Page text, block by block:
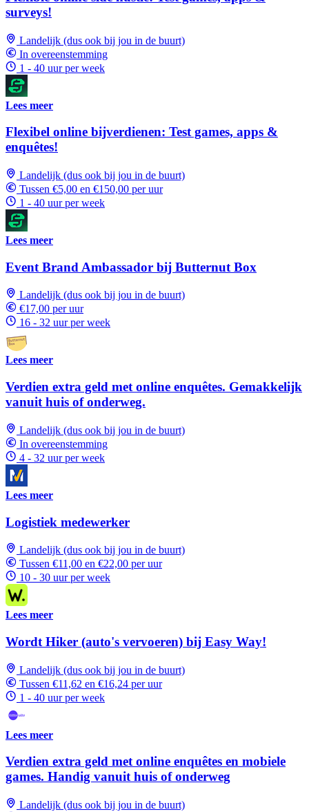
surveys!
Landelijk (dus ook bij jou in de buurt)
In overeenstemming
1 - 40 uur per week
Lees meer
Flexibel online bijverdienen: Test games, apps &
enquêtes!
Landelijk (dus ook bij jou in de buurt)
Tussen €5,00 en €150,00 per uur
1 - 40 uur per week
Lees meer
Event Brand Ambassador bij Butternut Box
Landelijk (dus ook bij jou in de buurt)
€17,00 per uur
16 - 32 uur per week
Lees meer
Verdien extra geld met online enquêtes. Gemakkelijk
vanuit huis of onderweg.
Landelijk (dus ook bij jou in de buurt)
In overeenstemming
4 - 32 uur per week
Lees meer
Logistiek medewerker
Landelijk (dus ook bij jou in de buurt)
Tussen €11,00 en €22,00 per uur
10 - 30 uur per week
Lees meer
Wordt Hiker (auto's vervoeren) bij Easy Way!
Landelijk (dus ook bij jou in de buurt)
Tussen €11,62 en €16,24 per uur
1 - 40 uur per week
Lees meer
Verdien extra geld met online enquêtes en mobiele
games. Handig vanuit huis of onderweg
Landelijk (dus ook bij jou in de buurt)